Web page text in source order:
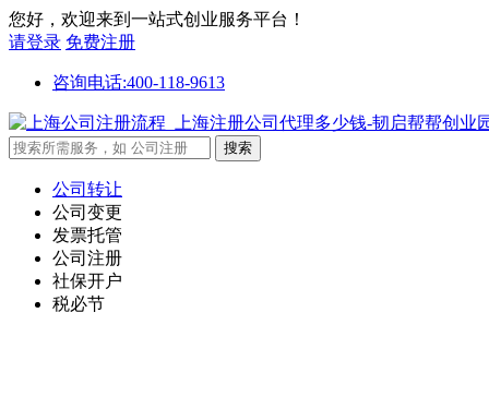
您好，欢迎来到一站式创业服务平台！
请登录 免费注册
咨询电话:400-118-9613
公司转让
公司变更
发票托管
公司注册
社保开户
税必节